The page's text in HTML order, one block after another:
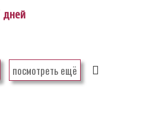
дней
посмотреть ещё